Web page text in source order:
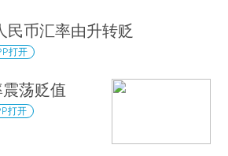
民币汇率由升转贬
打开
荡贬值
打开